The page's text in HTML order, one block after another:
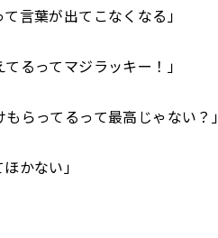
言葉が出てこなくなる」
るってマジラッキー！」
らってるって最高じゃない？」
かない」